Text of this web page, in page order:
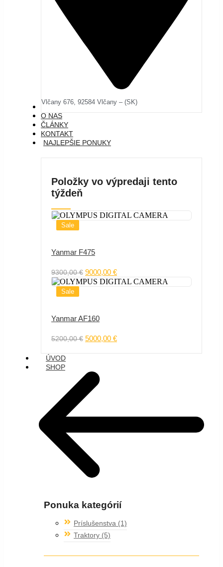
Vlčany 676, 92584 Vlčany – (SK)
O JAPONSKÝCH TRAKTOROCH
O NÁS
ČLÁNKY
KONTAKT
NAJLEPŠIE PONUKY
Položky vo výpredaji tento
týždeň
Sale
Yanmar F475
9300,00€ Original
price
9000,00 €Current
price
Sale
Yanmar AF160
5200,00€ Original
5000,00 €Current
ÚVOD
SHOP
Ponuka kategórií
Príslušenstva (1)
Traktory (5)